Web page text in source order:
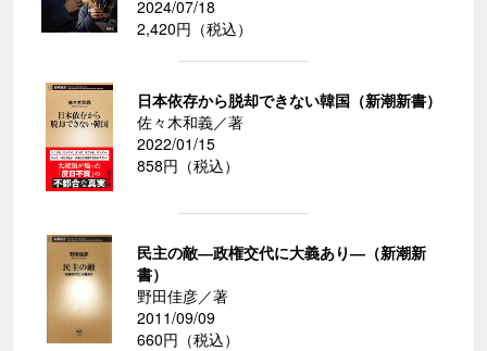
2024/07/18
2,420円（税込）
日本依存から脱却できない韓国（新潮新書）
佐々木和義／著
2022/01/15
858円（税込）
民主の敵―政権交代に大義あり―（新潮新
書）
野田佳彦／著
2011/09/09
660円（税込）